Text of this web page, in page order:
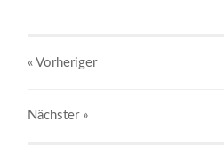
« Vorheriger
Nächster »